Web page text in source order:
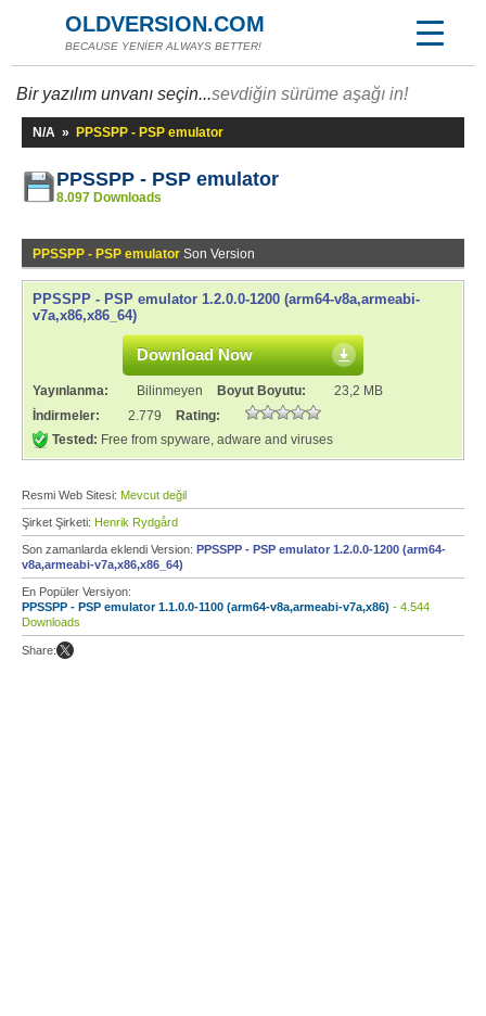
OLDVERSION.COM
BECAUSE YENİER ALWAYS BETTER!
Bir yazılım unvanı seçin...sevdiğin sürüme aşağı in!
N/A » PPSSPP - PSP emulator
PPSSPP - PSP emulator
8.097 Downloads
PPSSPP - PSP emulator Son Version
PPSSPP - PSP emulator 1.2.0.0-1200 (arm64-v8a,armeabi-
v7a,x86,x86_64)
Download Now
Yayınlanma: Bilinmeyen Boyut Boyutu:
23,2 MB
İndirmeler:
2.779
Rating:
Tested: Free from spyware, adware and viruses
Resmi Web Sitesi: Mevcut değil
Şirket Şirketi: Henrik Rydgård
Son zamanlarda eklendi Version: PPSSPP - PSP emulator 1.2.0.0-1200 (arm64-
v8a,armeabi-v7a,x86,x86_64)
En Popüler Versiyon:
PPSSPP - PSP emulator 1.1.0.0-1100 (arm64-v8a,armeabi-v7a,x86) - 4.544
Downloads
Share: